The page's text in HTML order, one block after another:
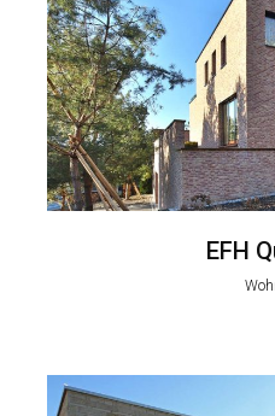
EFH